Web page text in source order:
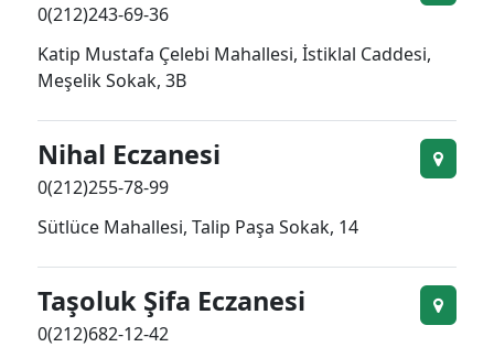
0(212)243-69-36
Katip Mustafa Çelebi Mahallesi, İstiklal Caddesi,
Meşelik Sokak, 3B
Nihal Eczanesi
0(212)255-78-99
Sütlüce Mahallesi, Talip Paşa Sokak, 14
Taşoluk Şifa Eczanesi
0(212)682-12-42